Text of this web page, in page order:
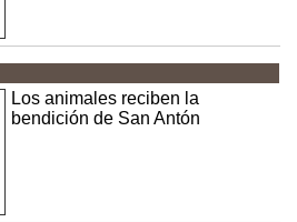
Los animales reciben la
bendición de San Antón